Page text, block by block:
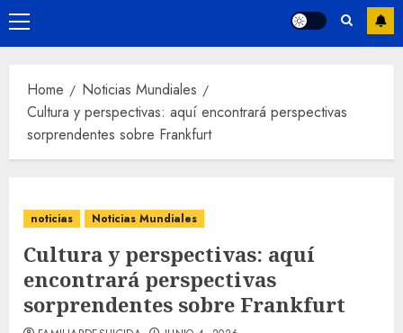
Home
Noticias Mundiales
Cultura y perspectivas: aquí encontrará perspectivas
sorprendentes sobre Frankfurt
noticias Noticias Mundiales
Cultura y perspectivas: aquí
encontrará perspectivas
sorprendentes sobre Frankfurt